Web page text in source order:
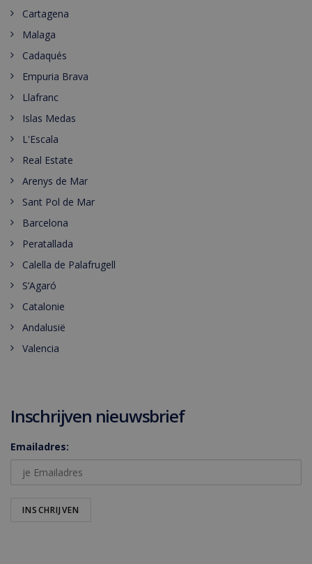
Cartagena
Malaga
Cadaqués
Empuria Brava
Llafranc
Islas Medas
L'Escala
Real Estate
Arenys de Mar
Sant Pol de Mar
Barcelona
Peratallada
Calella de Palafrugell
S’Agaró
Catalonie
Andalusië
Valencia
Inschrijven nieuwsbrief
Emailadres: